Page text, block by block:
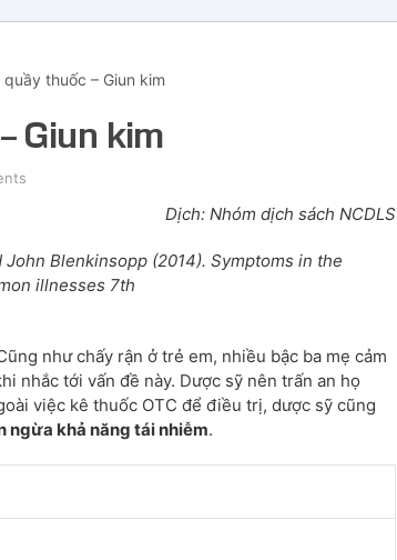
thuốc – Giun kim
Giun kim
Dịch: Nhóm dịch sách NCDLS
Blenkinsopp (2014). Symptoms in the
illnesses 7th
như chấy rận ở trẻ em, nhiều bậc ba mẹ cảm
nhắc tới vấn đề này. Dược sỹ nên trấn an họ
việc kê thuốc OTC để điều trị, dược sỹ cũng
ngừa khả năng tái nhiễm.